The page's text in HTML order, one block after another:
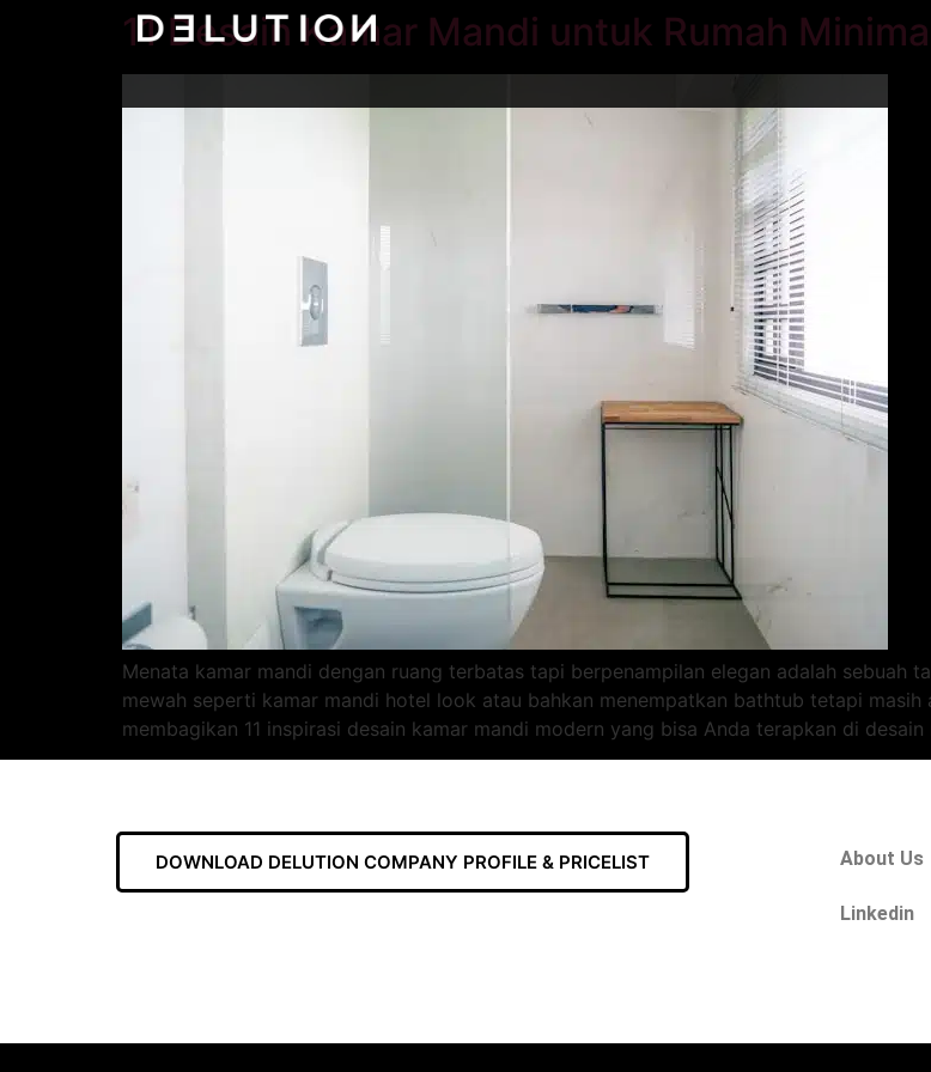
11 Desain Kamar Mandi untuk Rumah
Menata kamar mandi dengan ruang terbatas tapi berpenampilan elegan adalah sebuah
mewah seperti kamar mandi hotel look atau bahkan menempatkan bathtub tetapi masih
membagikan 11 inspirasi desain kamar mandi modern yang bisa Anda terapkan di
DOWNLOAD DELUTION COMPANY PROFILE & PRICELIST About Us
Linkedin